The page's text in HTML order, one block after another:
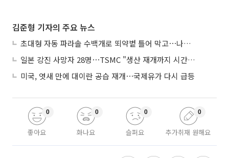
김준형 기자의 주요 뉴스
초대형 자동 파라솔 수백개로 뙤약볕 틀어 막고⋯나라별 폭염 생존법
일본 강진 사망자 28명⋯TSMC "생산 재개까지 시간 필요해"
미국, 엿새 만에 대이란 공습 재개⋯국제유가 다시 급등
좋아요
0
화나요
0
슬퍼요
0
추가취재 원해요
0